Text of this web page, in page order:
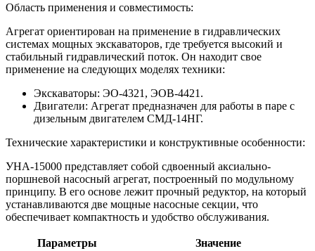
Область применения и совместимость:
Агрегат ориентирован на применение в гидравлических
системах мощных экскаваторов, где требуется высокий и
стабильный гидравлический поток. Он находит свое
применение на следующих моделях техники:
Экскаваторы: ЭО-4321, ЭОВ-4421 .
Двигатели: Агрегат предназначен для работы в паре с
дизельным двигателем СМД-14НГ.
Технические характеристики и конструктивные особенности:
УНА-15000 представляет собой сдвоенный аксиально-
поршневой насосный агрегат, построенный по модульному
принципу. В его основе лежит прочный редуктор, на который
устанавливаются две мощные насосные секции, что
обеспечивает компактность и удобство обслуживания.
Параметры
Значение